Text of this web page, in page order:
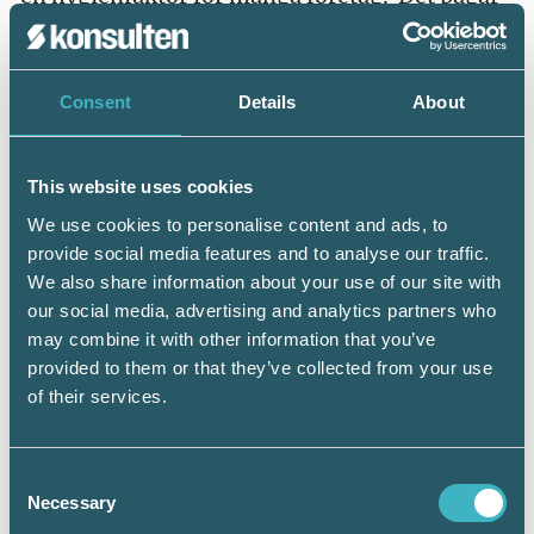
Consent Details About
This website uses cookies
We use cookies to personalise content and ads, to
provide social media features and to analyse our traffic.
We also share information about your use of our site with
our social media, advertising and analytics partners who
may combine it with other information that you’ve
provided to them or that they’ve collected from your use
of their services.
Selection
Necessary
utsläppshandel, det ställs krav på leverantörer
och det arbetas med hållbarhetspolicyer. Det
nya sättet att arbeta digitalt med exempelvis
av extra utrustning och resepolicyer i fokus
igen. Det inkluderar också hållbarhet. Vi kan
konstatera att mycket av det vi gör finns det
anledning att sätta ett hållbarhetsperspektiv
på. Vi kan även konstatera att lön ofta är
bryggan mellan olika intressenter inom och
tillsammans är minst lika viktigt inom
hållbarhet som inom andra områden.